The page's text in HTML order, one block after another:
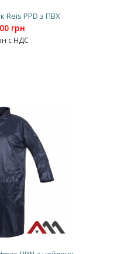
PPD з ПВХ
грн
с НДС